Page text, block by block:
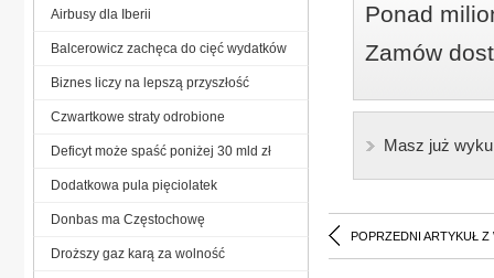
Ponad
Zamów
Masz już
POPRZEDNI ARTYKUŁ Z
Airbusy dla Iberii
Balcerowicz zachęca do cięć wydatków
Biznes liczy na lepszą przyszłość
Czwartkowe straty odrobione
Deficyt może spaść poniżej 30 mld zł
Dodatkowa pula pięciolatek
Donbas ma Częstochowę
Droższy gaz karą za wolność